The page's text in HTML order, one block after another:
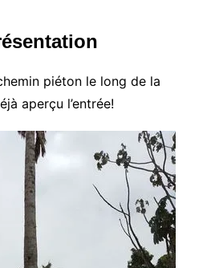
piéton le long de la
aperçu l’entrée!